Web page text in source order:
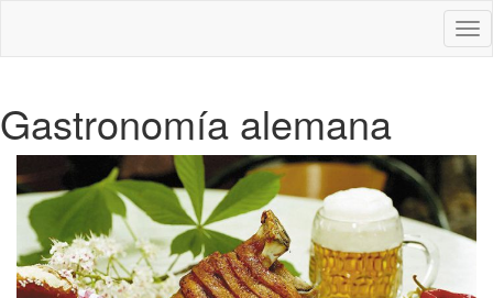
Gastronomía alemana